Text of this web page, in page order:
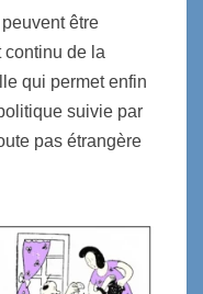
être
continu de la
qui permet enfin
suivie par
pas étrangère